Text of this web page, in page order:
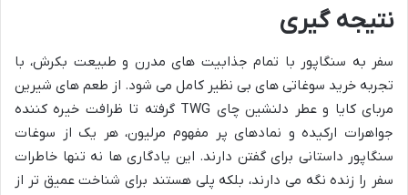
نتیجه گیری
سفر به سنگاپور با تمام جذابیت های مدرن و طبیعت بکرش، با
تجربه خرید سوغاتی های بی نظیر کامل می شود. از طعم های شیرین
مربای کایا و عطر دلنشین چای TWG گرفته تا ظرافت خیره کننده
جواهرات ارکیده و نمادهای پر مفهوم مرلیون، هر یک از سوغات
سنگاپور داستانی برای گفتن دارند. این یادگاری ها نه تنها خاطرات
سفر را زنده نگه می دارند، بلکه پلی هستند برای شناخت عمیق تر از